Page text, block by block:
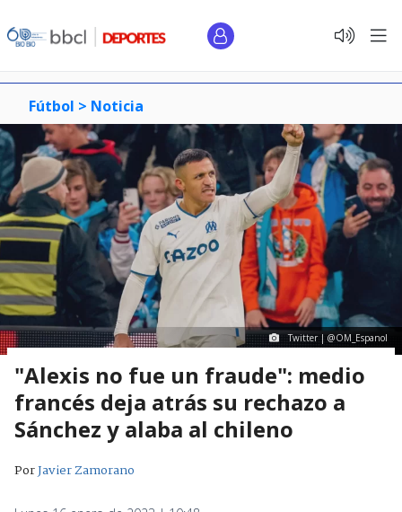
Fútbol > Noticia
Twitter | @OM_Espanol
"Alexis no fue un fraude": medio
francés deja atrás su rechazo a
Sánchez y alaba al chileno
PorJavier Zamorano